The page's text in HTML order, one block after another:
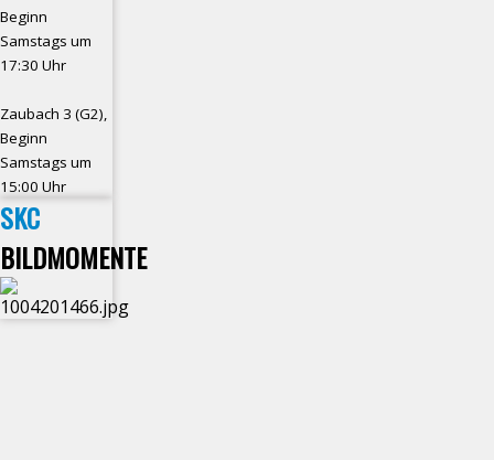
Beginn
Samstags um
17:30 Uhr
Zaubach 3 (G2),
Beginn
Samstags um
15:00 Uhr
SKC
BILDMOMENTE